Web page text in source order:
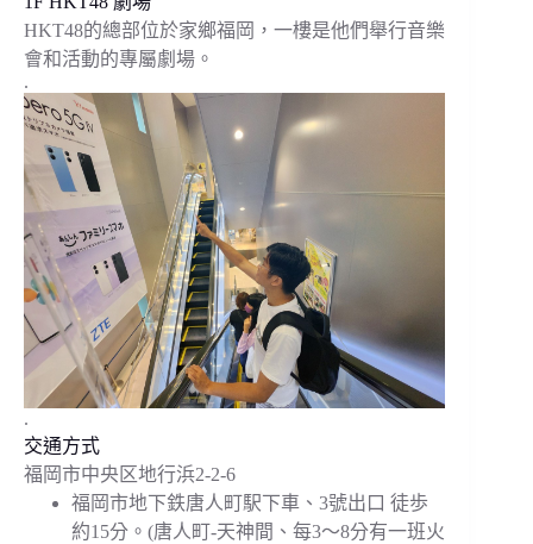
HKT48的總部位於家鄉福岡，一樓是他們舉行音樂
會和活動的專屬劇場。
.
.
交通方式
福岡市中央区地⾏浜2-2-6
福岡市地下鉄唐人町駅下車、3號出口 徒歩
約15分。(唐人町-天神間、每3～8分有一班火